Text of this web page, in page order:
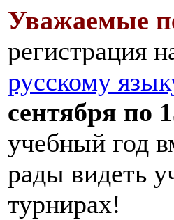
Уважаемые
регистрация
русскому
сентября по
учебный год
рады видеть
турнирах!